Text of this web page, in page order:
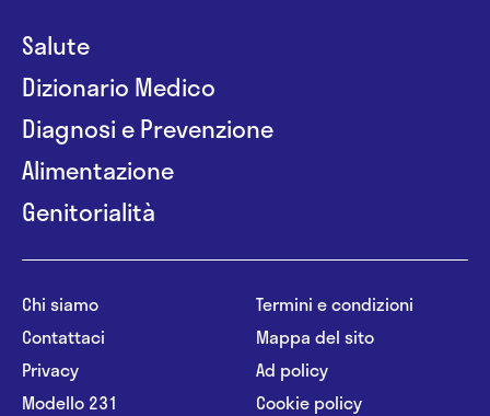
Salute
Dizionario Medico
Diagnosi e Prevenzione
Alimentazione
Genitorialità
Chi siamo
Contattaci
Privacy
Modello 231
Termini e condizioni
Mappa del sito
Ad policy
Cookie policy